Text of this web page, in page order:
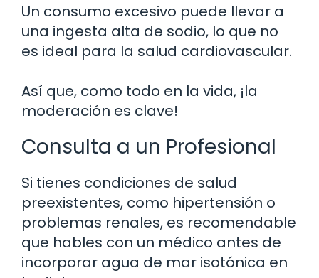
Un consumo excesivo puede llevar a
una ingesta alta de sodio, lo que no
es ideal para la salud cardiovascular.
Así que, como todo en la vida, ¡la
moderación es clave!
Consulta a un Profesional
Si tienes condiciones de salud
preexistentes, como hipertensión o
problemas renales, es recomendable
que hables con un médico antes de
incorporar agua de mar isotónica en